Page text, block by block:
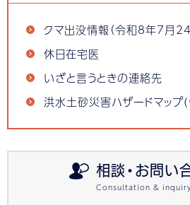
クマ出没情報（令和8年7月
休日在宅医
いざと言うときの連絡先
洪水土砂災害ハザードマッ
相談・お問い